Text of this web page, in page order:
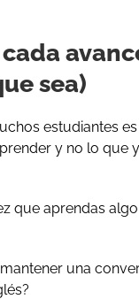
sea)
estudiantes
y no lo que
que aprendas
una